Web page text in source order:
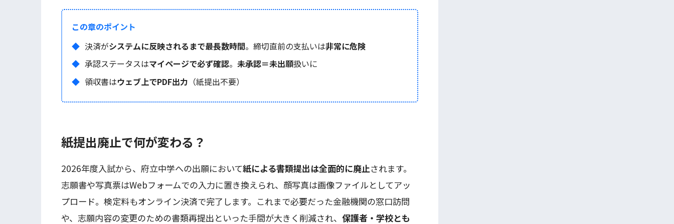
この章のポイント
決済がシステムに反映されるまで最長数時間。締切直前の支払いは非常に危険
承認ステータスはマイページで必ず確認。 未承認＝未出願扱いに
領収書はウェブ上でPDF出力 （紙提出不要）
紙提出廃止で何が変わる？
2026年度入試から、府立中学への出願において紙による書類提出は全面的に廃止されます。
志願書や写真票はWebフォームでの入力に置き換えられ、顔写真は画像ファイルとしてアッ
プロード。検定料もオンライン決済で完了します。これまで必要だった金融機関の窓口訪問
や、志願内容の変更のための書類再提出といった手間が大きく削減され、 保護者・学校とも